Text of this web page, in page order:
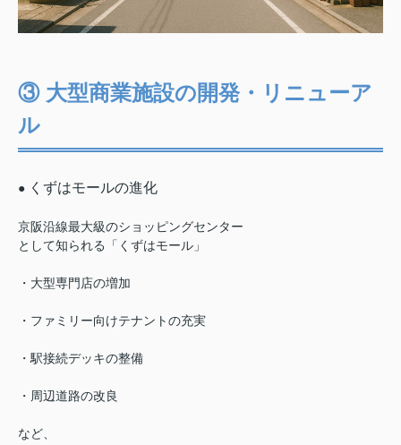
③ 大型商業施設の開発・リニューア
ル
● くずはモールの進化
京阪沿線最大級のショッピングセンター
として知られる「くずはモール」
・大型専門店の増加
・ファミリー向けテナントの充実
・駅接続デッキの整備
・周辺道路の改良
など、